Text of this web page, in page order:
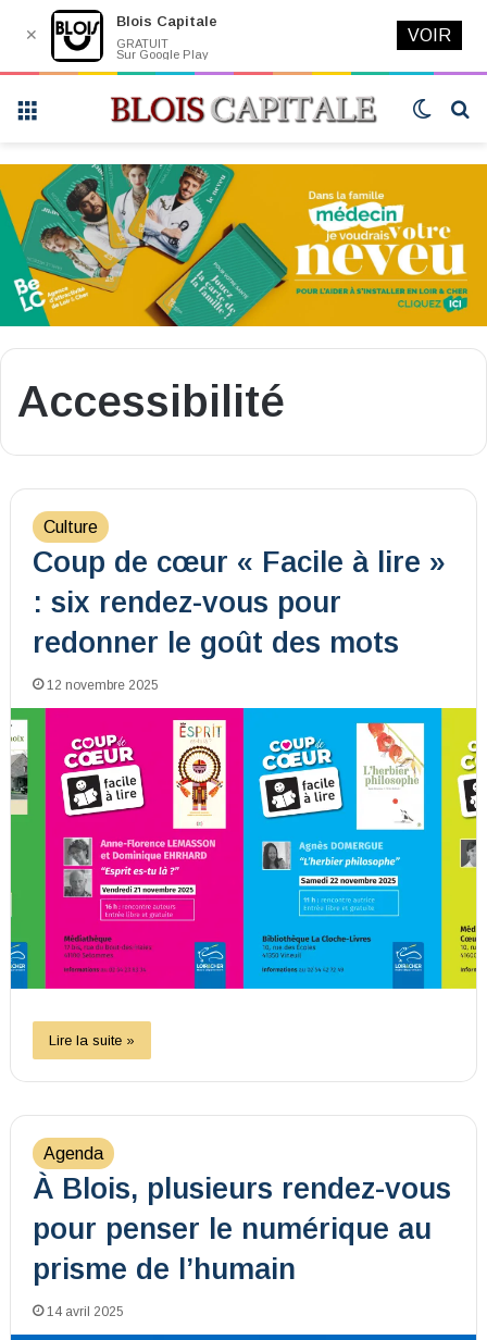
Switch
Accessibilité
Culture
Coup de cœur « Facile à lire »
: six rendez-vous pour
redonner le goût des mots
12 novembre 2025
Lire la suite »
Agenda
À Blois, plusieurs rendez-vous
pour penser le numérique au
prisme de l’humain
14 avril 2025
✕
Blois Capitale
GRATUIT
Sur Google Play
VOIR